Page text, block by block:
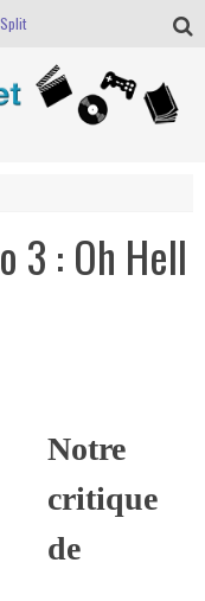
3 : Oh Hell
Notre
critique
de